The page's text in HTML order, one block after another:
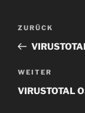
Vorheriger
Beitrag
ZURÜCK
Nächster
Beitrag
WEITER
VIRUSTOTAL